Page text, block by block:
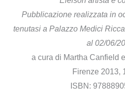
Pubblicazione realizzata in
tenutasi a Palazzo Medici
al 02/06/
a cura di Martha Canfield
Firenze 2013,
ISBN: